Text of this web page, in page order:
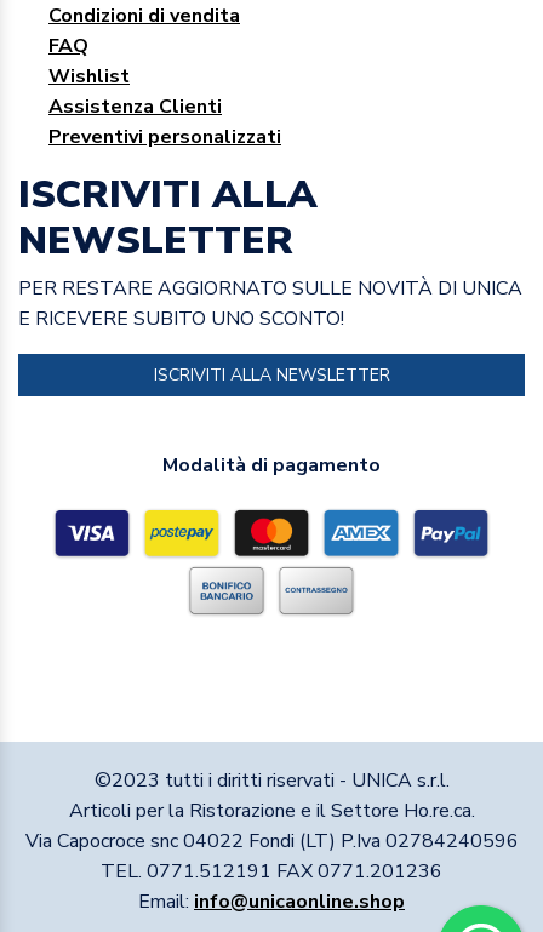
Condizioni di vendita
FAQ
Wishlist
Assistenza Clienti
Preventivi personalizzati
ISCRIVITI ALLA
NEWSLETTER
PER RESTARE AGGIORNATO SULLE NOVITÀ DI UNICA
E RICEVERE SUBITO UNO SCONTO!
ISCRIVITI ALLA NEWSLETTER
Modalità di pagamento
©2023 tutti i diritti riservati - UNICA s.r.l.
Articoli per la Ristorazione e il Settore Ho.re.ca.
Via Capocroce snc 04022 Fondi (LT) P.Iva 02784240596
TEL. 0771.512191 FAX 0771.201236
Email: info@unicaonline.shop